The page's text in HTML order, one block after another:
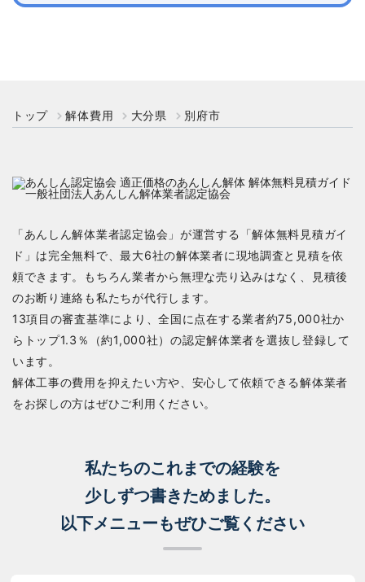
トップ 解体費用 大分県 別府市
「あんしん解体業者認定協会」が運営する「解体無料見積ガイ
ド」は完全無料で、最大6社の解体業者に現地調査と見積を依
頼できます。もちろん業者から無理な売り込みはなく、見積後
のお断り連絡も私たちが代行します。
13項目の審査基準により、全国に点在する業者約75,000社か
らトップ1.3％（約1,000社）の認定解体業者を選抜し登録して
います。
解体工事の費用を抑えたい方や、安心して依頼できる解体業者
をお探しの方はぜひご利用ください。
私たちのこれまでの経験を
少しずつ書きためました。
以下メニューもぜひご覧ください